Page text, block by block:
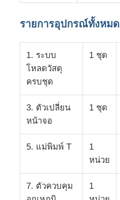
การควบคุมคุณภาพ
ติดต่อเรา
ข่าว
สายดึงแผ่นสัตว์เลี้ยง
รายการอุปกรณ์ทั้งหมด
1. ระบบ
โหลดวัสดุ
ครบชุด
1 ชุด
3. ตัวเปลี่ยน
หน้าจอ
1 ชุด
5. แม่พิมพ์ T
1
หน่วย
7. ตัวควบคุม
1